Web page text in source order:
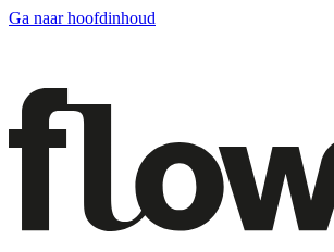
Ga naar hoofdinhoud